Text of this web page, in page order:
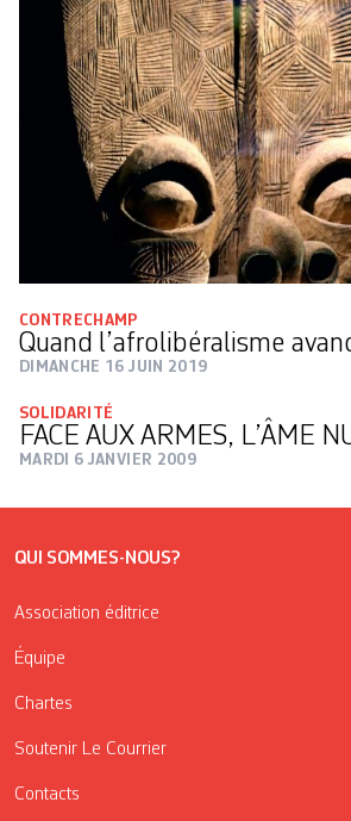
CONTRECHAMP
Quand l’afrolibéralisme
DIMANCHE 16 JUIN 2019
SOLIDARITÉ
FACE AUX ARMES, L’ÂME
MARDI 6 JANVIER 2009
QUI SOMMES-NOUS?
Association éditrice
Équipe
Chartes
Soutenir Le Courrier
Contacts